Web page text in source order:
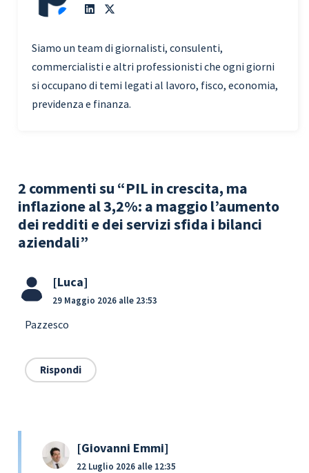
Siamo un team di giornalisti, consulenti,
commercialisti e altri professionisti che ogni giorni
si occupano di temi legati al lavoro, fisco, economia,
previdenza e finanza.
2 commenti su “PIL in crescita, ma
inflazione al 3,2%: a maggio l’aumento
dei redditi e dei servizi sfida i bilanci
aziendali”
Luca
29 Maggio 2026 alle 23:53
Pazzesco
Rispondi
Giovanni Emmi
22 Luglio 2026 alle 12:35